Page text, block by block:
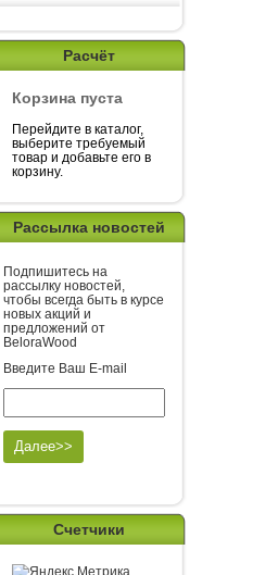
Расчёт
Корзина пуста
Перейдите в каталог,
выберите требуемый
товар и добавьте его в
корзину.
Рассылка новостей
Подпишитесь на
рассылку новостей,
чтобы всегда быть в курсе
новых акций и
предложений от
BeloraWood
Введите Ваш E-mail
Счетчики